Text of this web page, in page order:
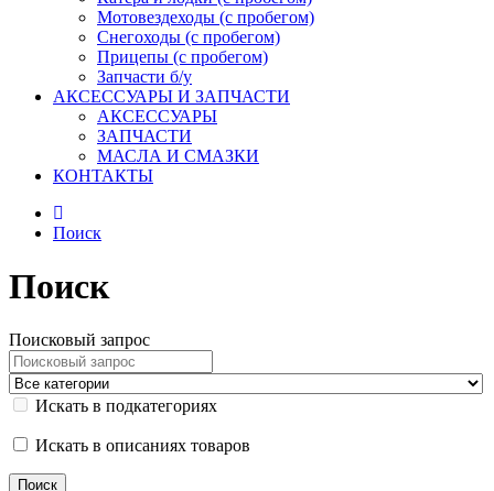
Мотовездеходы (с пробегом)
Снегоходы (с пробегом)
Прицепы (с пробегом)
Запчасти б/у
АКСЕССУАРЫ И ЗАПЧАСТИ
АКСЕССУАРЫ
ЗАПЧАСТИ
МАСЛА И СМАЗКИ
КОНТАКТЫ
Поиск
Поиск
Поисковый запрос
Искать в подкатегориях
Искать в описаниях товаров